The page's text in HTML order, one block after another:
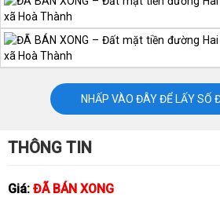
NHẤP VÀO ĐÂY ĐỂ LẤY SỐ
THÔNG TIN
Giá: ĐÃ BÁN XONG